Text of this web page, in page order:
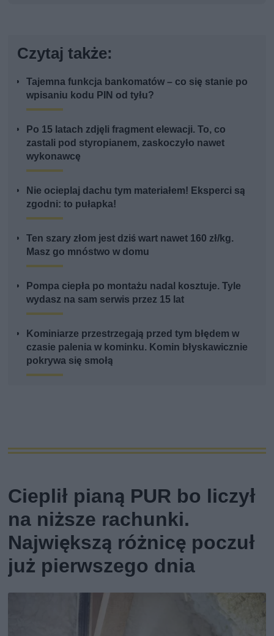
Czytaj także:
Tajemna funkcja bankomatów – co się stanie po
wpisaniu kodu PIN od tyłu?
Po 15 latach zdjęli fragment elewacji. To, co
zastali pod styropianem, zaskoczyło nawet
wykonawcę
Nie ocieplaj dachu tym materiałem! Eksperci są
zgodni: to pułapka!
Ten szary złom jest dziś wart nawet 160 zł/kg.
Masz go mnóstwo w domu
Pompa ciepła po montażu nadal kosztuje. Tyle
wydasz na sam serwis przez 15 lat
Kominiarze przestrzegają przed tym błędem w
czasie palenia w kominku. Komin błyskawicznie
pokrywa się smołą
Cieplił pianą PUR bo liczył
na niższe rachunki.
Największą różnicę poczuł
już pierwszego dnia